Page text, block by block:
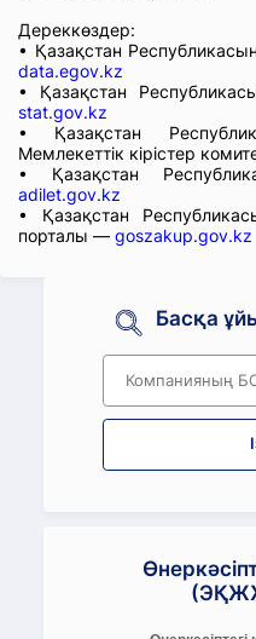
Дереккөздер:
• Қазақстан
data.egov.kz
• Қазақстан
stat.gov.kz
• Қазақстан
Мемлекеттік кірістер
• Қазақстан
adilet.gov.kz
• Қазақстан
порталы — goszakup.gov.kz
Басқа